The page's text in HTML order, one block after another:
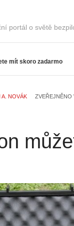
portál o světě
mít skoro zadarmo
A. NOVÁK ZVEŘEJNĚNO